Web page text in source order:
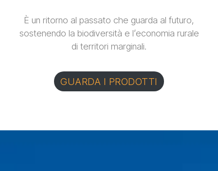
È un ritorno al passato che guarda al futuro,
sostenendo la biodiversità e l’economia rurale
di territori marginali.
GUARDA I PRODOTTI